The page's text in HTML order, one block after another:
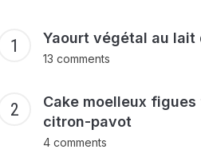
Yaourt végétal au lait
13 comments
Cake moelleux
citron-pavot
4 comments